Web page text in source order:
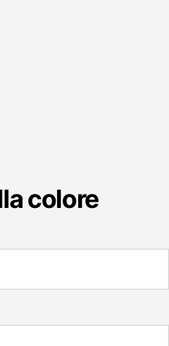
colore